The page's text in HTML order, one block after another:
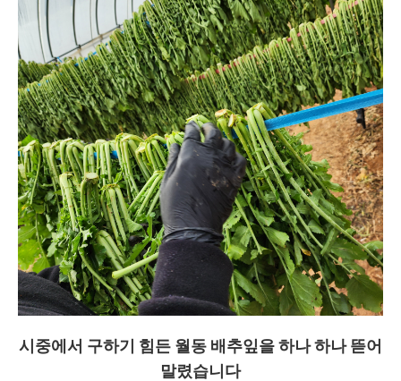
시중에서 구하기 힘든 월동 배추잎을 하나 하나 뜯어
말렸습니다